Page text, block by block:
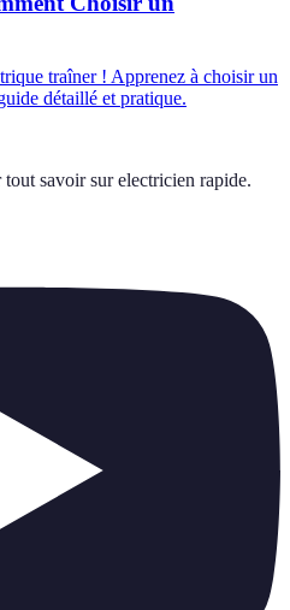
traîner ! Apprenez à choisir un
détaillé et pratique.
savoir sur electricien rapide.